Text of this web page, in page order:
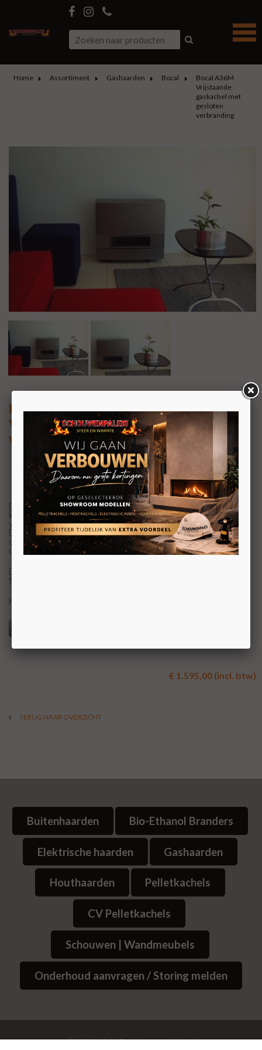
Home Assortiment Gashaarden Bocal
Bocal A36M
Vrijstaande
gaskachel met
gesloten
verbranding
Bocal A36M
Vrijstaande gaskachel met gesloten
verbranding
Deze Bocal A 36M gaskachel is een hoog rendement
kachel en bespaart een hoop energie terwijl u er toch
warmpjes bij zit.
Deze kachel heeft een gesloten systeem, wat wil zeggen
dat de zuurstof van buiten wordt gehaald in plaats van
uit de ruimte.
Deze A36M van Bocal is ook uitgerust met een
thermostaat en is leverbaar op propaan.
KOM VOOR UW PRIJS NAAR ONZE SHOWROOM
€ 1.595,00 (incl. btw)
TERUG NAAR OVERZICHT
Buitenhaarden Bio-Ethanol Branders
Elektrische haarden Gashaarden
Houthaarden Pelletkachels
CV Pelletkachels
Schouwen | Wandmeubels
Onderhoud aanvragen / Storing melden
© 2026Website Bedrijvenpresentatie.nl